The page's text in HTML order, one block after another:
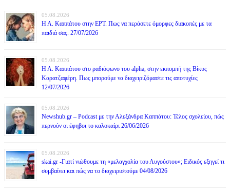
05.08.2026
Η Α. Καππάτου στην ΕΡΤ. Πως να περάσετε όμορφες διακοπές με τα
παιδιά σας. 27/07/2026
05.08.2026
Η Α. Καππάτου στο ραδιόφωνο του alpha, στην εκπομπή της Βίκυς
Καρατζαφέρη. Πως μπορούμε να διαχειριζόμαστε τις αποτυχίες
12/07/2026
05.08.2026
Newshub.gr – Podcast με την Αλεξάνδρα Καππάτου: Τέλος σχολείου, πώς
περνούν οι έφηβοι το καλοκαίρι 26/06/2026
05.08.2026
skai.gr -Γιατί νιώθουμε τη «μελαγχολία του Αυγούστου»; Ειδικός εξηγεί τι
συμβαίνει και πώς να το διαχειριστούμε 04/08/2026